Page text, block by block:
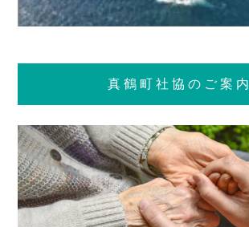
真鶴町社協のご案内